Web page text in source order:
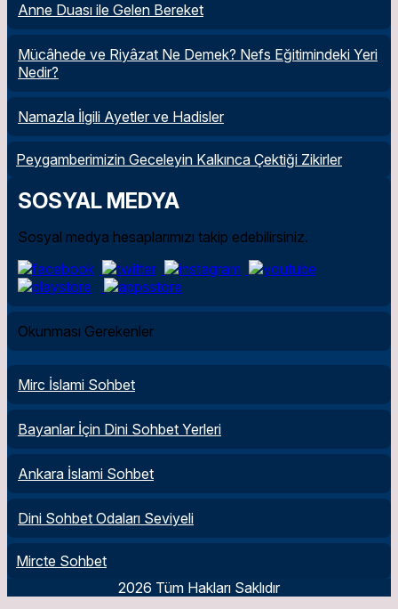
Anne Duası ile Gelen Bereket
Mücâhede ve Riyâzat Ne Demek? Nefs Eğitimindeki Yeri
Nedir?
Namazla İlgili Ayetler ve Hadisler
Peygamberimizin Geceleyin Kalkınca Çektiği Zikirler
SOSYAL MEDYA
Sosyal medya hesaplarımızı takip edebilirsiniz.
Okunması Gerekenler
Mirc İslami Sohbet
Bayanlar İçin Dini Sohbet Yerleri
Ankara İslami Sohbet
Dini Sohbet Odaları Seviyeli
Mircte Sohbet
2026 Tüm Hakları Saklıdır